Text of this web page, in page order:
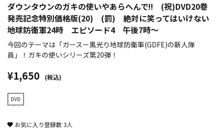
ダウンタウンのガキの使いやあらへんで!! (祝)DVD20巻
発売記念特別価格版(20) (罰) 絶対に笑ってはいけない
地球防衛軍24時 エピソード4 午後7時～
今回のテーマは「ガースー黒光り地球防衛軍(GDFE)の新人隊
員」！ガキの使いシリーズ第20弾！
¥1,650 (税込)
DVD
お気に入り登録数3人